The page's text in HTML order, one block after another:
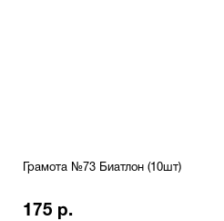
Грамота №73 Биатлон (10шт)
175 р.